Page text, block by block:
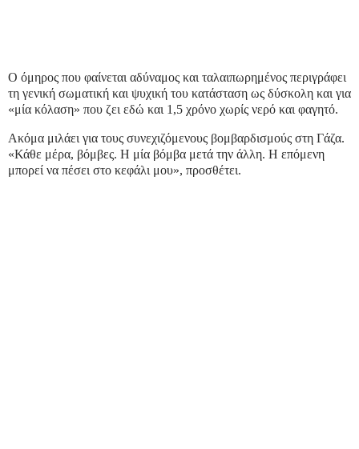
Ο όμηρος που φαίνεται αδύναμος και ταλαιπωρημένος περιγράφει
τη γενική σωματική και ψυχική του κατάσταση ως δύσκολη και για
«μία κόλαση» που ζει εδώ και 1,5 χρόνο χωρίς νερό και φαγητό.
Ακόμα μιλάει για τους συνεχιζόμενους βομβαρδισμούς στη Γάζα.
«Κάθε μέρα, βόμβες. Η μία βόμβα μετά την άλλη. Η επόμενη
μπορεί να πέσει στο κεφάλι μου», προσθέτει.